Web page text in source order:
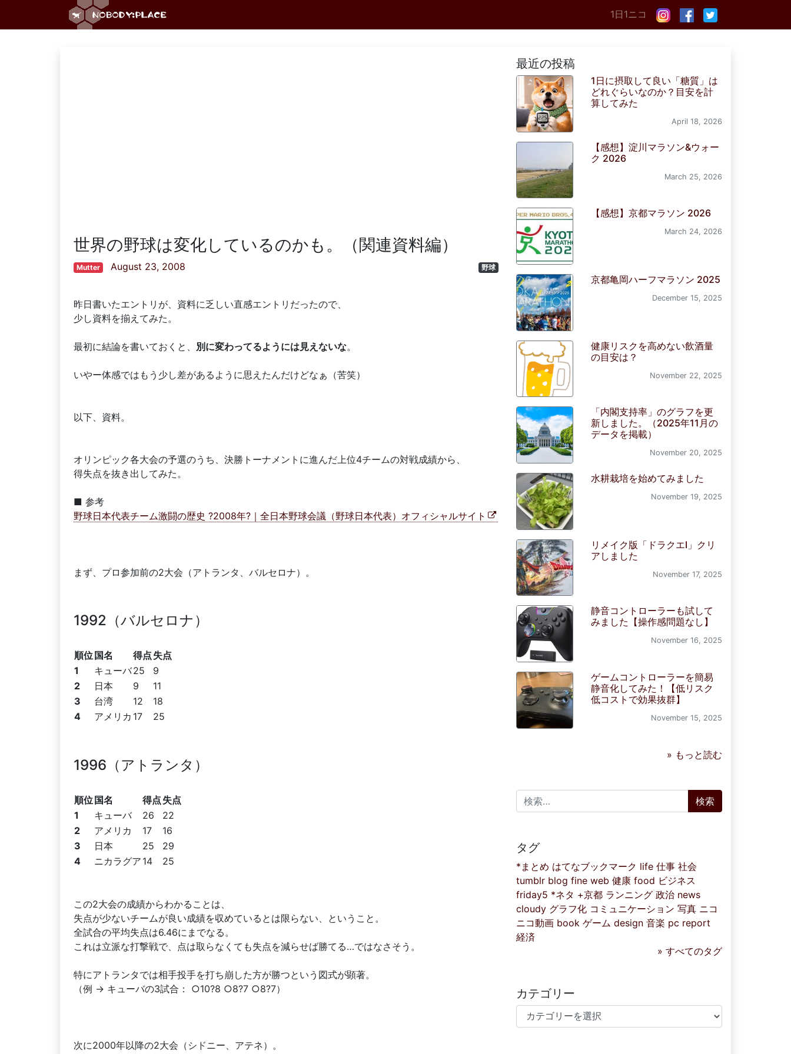
1日1ニコ
世界の野球は変化しているのかも。（関連資料編）
Mutter August 23, 2008 野球
昨日書いたエントリが、資料に乏しい直感エントリだったので、
少し資料を揃えてみた。
最初に結論を書いておくと、 別に変わってるようには見えないな。
いやー体感ではもう少し差があるように思えたんだけどなぁ（苦笑）
以下、資料。
オリンピック各大会の予選のうち、決勝トーナメントに進んだ上位4チームの対戦成績から、
得失点を抜き出してみた。
■ 参考
野球日本代表チーム激闘の歴史 ?2008年?｜全日本野球会議（野球日本代表）オフィシャルサイト
まず、プロ参加前の2大会（アトランタ、バルセロナ）。
1992（バルセロナ）
順位 国名 得点 失点
1
キューバ25
9
2
日本 9
11
3
台湾 12
18
4
アメリカ 17 25
1996（アトランタ）
順位 国名 得点 失点
1
キューバ 26
22
2
アメリカ 17
16
3
日本 25
29
4
ニカラグア 14 25
この2大会の成績からわかることは、
失点が少ないチームが良い成績を収めているとは限らない、ということ。
全試合の平均失点は6.46にまでなる。
これは立派な打撃戦で、点は取らなくても失点を減らせば勝てる…ではなさそう。
特にアトランタでは相手投手を打ち崩した方が勝つという図式が顕著。
（例 → キューバの3試合： ○10?8 ○8?7 ○8?7）
次に2000年以降の2大会（シドニー、アテネ）。
最近の投稿
1日に摂取して良い「糖質」は
どれぐらいなのか？目安を計
算してみた
April 18, 2026
【感想】淀川マラソン&ウォー
ク 2026
March 25, 2026
【感想】京都マラソン 2026
March 24, 2026
京都亀岡ハーフマラソン 2025
December 15, 2025
健康リスクを高めない飲酒量
の目安は？
November 22, 2025
「内閣支持率」のグラフを更
新しました。（2025年11月の
データを掲載）
November 20, 2025
水耕栽培を始めてみました
November 19, 2025
リメイク版「ドラクエI」クリ
アしました
November 17, 2025
静音コントローラーも試して
みました【操作感問題なし】
November 16, 2025
ゲームコントローラーを簡易
静音化してみた！【低リスク
低コストで効果抜群】
November 15, 2025
» もっと読む
検索:
タグ
*まとめ はてなブックマーク life 仕事 社会
tumblr blog fine web 健康 food ビジネス
friday5 *ネタ +京都 ランニング 政治 news
cloudy グラフ化 コミュニケーション 写真 ニコ
ニコ動画 book ゲーム design 音楽 pc report
経済
» すべてのタグ
カテゴリー
カテゴリー